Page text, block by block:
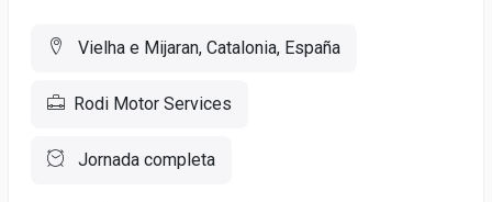
Vielha e Mijaran, Catalonia, España
Rodi Motor Services
Jornada completa